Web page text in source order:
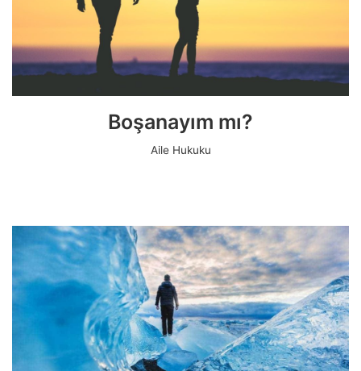
Boşanayım mı?
Aile Hukuku